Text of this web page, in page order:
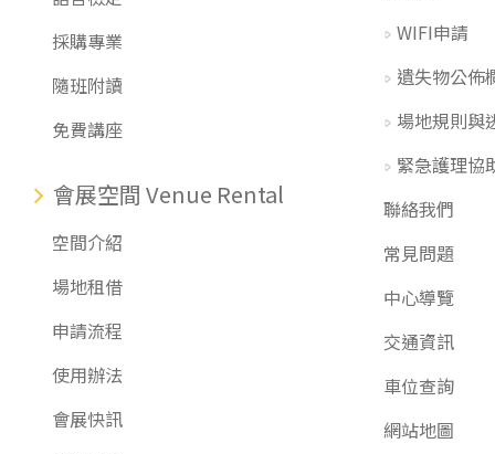
採購專業
隨班附讀
免費講座
會展空間 Venue Rental
空間介紹
場地租借
申請流程
使用辦法
會展快訊
WIFI申請
遺失物公佈
場地規則與
緊急護理協
聯絡我們
常見問題
中心導覽
交通資訊
車位查詢
網站地圖